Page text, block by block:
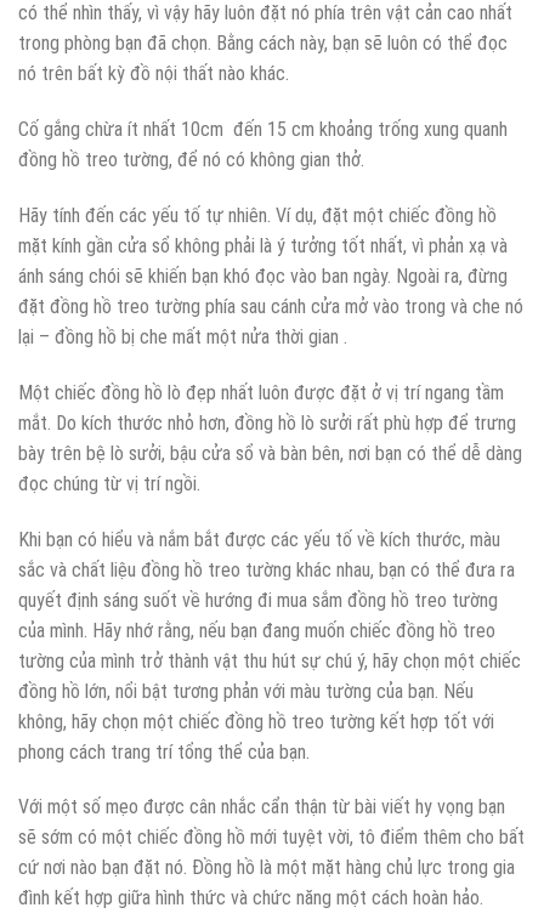
có thể nhìn thấy, vì vậy hãy luôn đặt nó phía trên vật cản cao nhất
trong phòng bạn đã chọn. Bằng cách này, bạn sẽ luôn có thể đọc
nó trên bất kỳ đồ nội thất nào khác.
Cố gắng chừa ít nhất 10cm đến 15 cm khoảng trống xung quanh
đồng hồ treo tường, để nó có không gian thở.
Hãy tính đến các yếu tố tự nhiên. Ví dụ, đặt một chiếc đồng hồ
mặt kính gần cửa sổ không phải là ý tưởng tốt nhất, vì phản xạ và
ánh sáng chói sẽ khiến bạn khó đọc vào ban ngày. Ngoài ra, đừng
đặt đồng hồ treo tường phía sau cánh cửa mở vào trong và che nó
lại – đồng hồ bị che mất một nửa thời gian .
Một chiếc đồng hồ lò đẹp nhất luôn được đặt ở vị trí ngang tầm
mắt. Do kích thước nhỏ hơn, đồng hồ lò sưởi rất phù hợp để trưng
bày trên bệ lò sưởi, bậu cửa sổ và bàn bên, nơi bạn có thể dễ dàng
đọc chúng từ vị trí ngồi.
Khi bạn có hiểu và nắm bắt được các yếu tố về kích thước, màu
sắc và chất liệu đồng hồ treo tường khác nhau, bạn có thể đưa ra
quyết định sáng suốt về hướng đi mua sắm đồng hồ treo tường
của mình. Hãy nhớ rằng, nếu bạn đang muốn chiếc đồng hồ treo
tường của mình trở thành vật thu hút sự chú ý, hãy chọn một chiếc
đồng hồ lớn, nổi bật tương phản với màu tường của bạn. Nếu
không, hãy chọn một chiếc đồng hồ treo tường kết hợp tốt với
phong cách trang trí tổng thể của bạn.
Với một số mẹo được cân nhắc cẩn thận từ bài viết hy vọng bạn
sẽ sớm có một chiếc đồng hồ mới tuyệt vời, tô điểm thêm cho bất
cứ nơi nào bạn đặt nó. Đồng hồ là một mặt hàng chủ lực trong gia
đình kết hợp giữa hình thức và chức năng một cách hoàn hảo.